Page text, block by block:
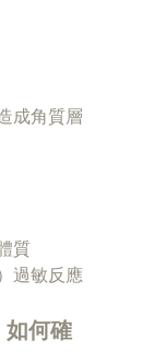
成角質層
質
過敏反應
如何確